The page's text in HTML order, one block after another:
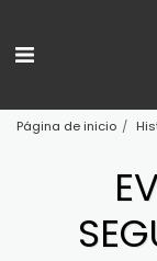
Página de inicio